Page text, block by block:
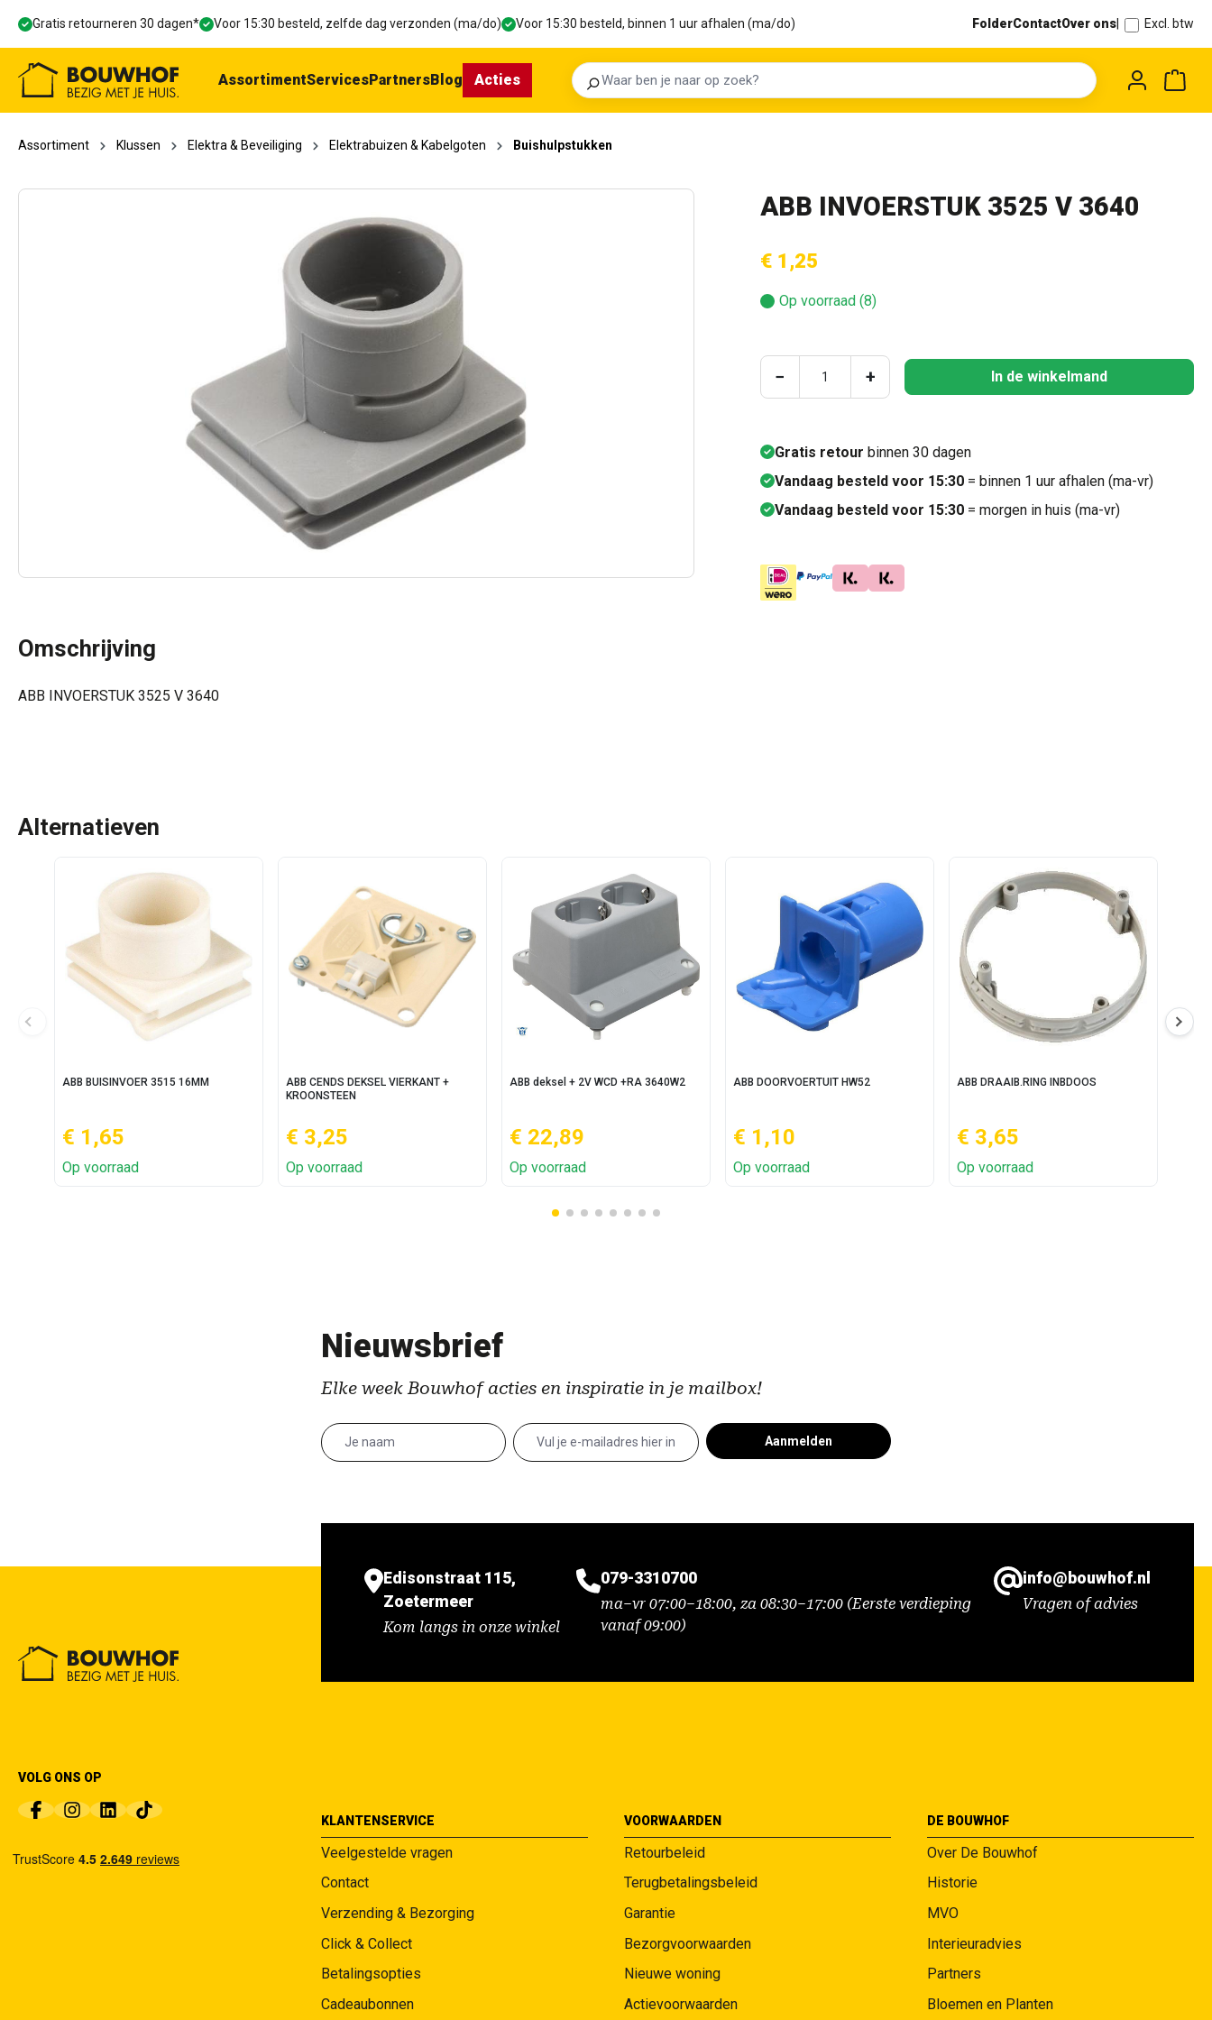
Ga naar de hoofdnavigatie
Gratis retourneren 30 dagen* Voor 15:30 besteld, zelfde dag verzonden (ma/do) Voor 15:30 besteld, binnen 1 uur afhalen (ma/do) FolderContactOver ons Excl. btw
Zoeken
AssortimentServicesPartnersBlog Acties
Assortiment Klussen Elektra & Beveiliging Elektrabuizen & Kabelgoten Buishulpstukken
ABB INVOERSTUK 3525 V 3640
€ 1,25
Op voorraad (8)
Producthoeveelheid: Voer de gewenste
− + In de winkelmand
Gratis retour binnen 30 dagen
Vandaag besteld voor 15:30= binnen 1 uur afhalen (ma-vr)
Vandaag besteld voor 15:30= morgen in huis (ma-vr)
Omschrijving
ABB INVOERSTUK 3525 V 3640
Alternatieven
ABB BUISINVOER 3515 16MM
€ 1,65
Op voorraad
ABB CENDS DEKSEL VIERKANT +
KROONSTEEN
€ 3,25
Op voorraad
ABB deksel + 2V WCD +RA 3640W2
€ 22,89
Op voorraad
ABB DOORVOERTUIT HW52
€ 1,10
Op voorraad
ABB DRAAIB.RING INBDOOS
€ 3,65
Op voorraad
Nieuwsbrief
Elke week Bouwhof acties en inspiratie in je mailbox!
Aanmelden
Edisonstraat 115,
Zoetermeer
Kom langs in onze winkel
079-3310700
ma–vr 07:00–18:00, za 08:30–17:00 (Eerste verdieping
vanaf 09:00)
info@bouwhof.nl
Vragen of advies
VOLG ONS OP
KLANTENSERVICE
Veelgestelde vragen
Contact
Verzending & Bezorging
Click & Collect
Betalingsopties
Cadeaubonnen
VOORWAARDEN
Retourbeleid
Terugbetalingsbeleid
Garantie
Bezorgvoorwaarden
Nieuwe woning
Actievoorwaarden
DE BOUWHOF
Over De Bouwhof
Historie
MVO
Interieuradvies
Partners
Bloemen en Planten